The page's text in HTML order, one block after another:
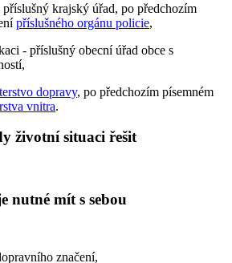
krajský úřad, po předchozím
příslušného orgánu policie,
- příslušný obecní úřad obce s
dopravy, po předchozím písemném
vnitra.
životní situaci řešit
nutné mít s sebou
značení,